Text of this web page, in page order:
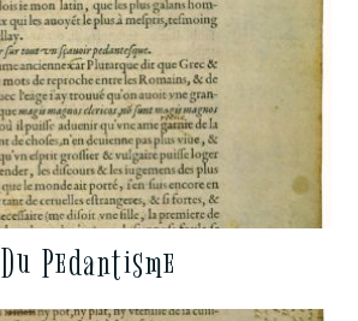
Du Pedantisme